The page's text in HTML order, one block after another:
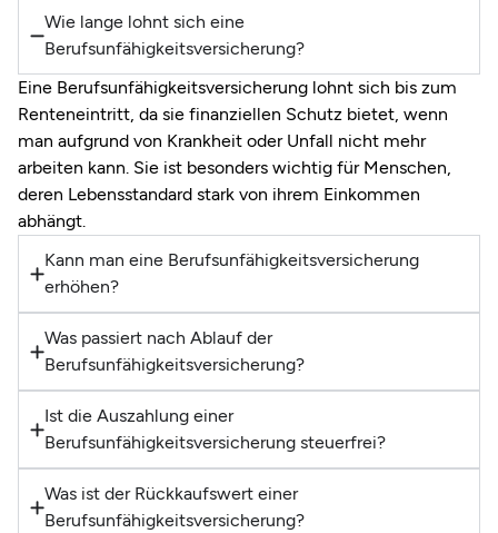
Wie lange lohnt sich eine
Berufsunfähigkeitsversicherung?
Eine Berufsunfähigkeitsversicherung lohnt sich bis zum
Renteneintritt, da sie finanziellen Schutz bietet, wenn
man aufgrund von Krankheit oder Unfall nicht mehr
arbeiten kann. Sie ist besonders wichtig für Menschen,
deren Lebensstandard stark von ihrem Einkommen
abhängt.
Kann man eine Berufsunfähigkeitsversicherung
erhöhen?
Was passiert nach Ablauf der
Berufsunfähigkeitsversicherung?
Ist die Auszahlung einer
Berufsunfähigkeitsversicherung steuerfrei?
Was ist der Rückkaufswert einer
Berufsunfähigkeitsversicherung?